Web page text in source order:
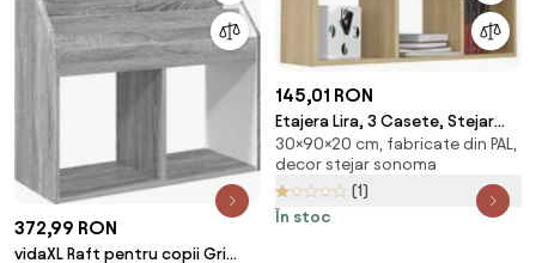
372,99 RON
vidaXL Raft pentru copii Gri
145,01 RON
Etajera Lira, 3 Casete, Stejar
Sonoma, 90 x 20 x 30 cm
30×90×20 cm, fabricate din PAL,
decor stejar sonoma
(1)
În stoc